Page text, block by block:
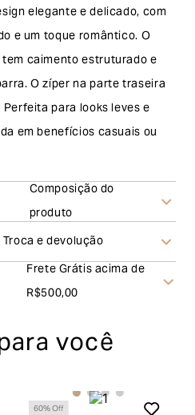
elegante e delicado, com
e um toque romântico. O
caimento estruturado e
O zíper na parte traseira
para looks leves e
em benefícios casuais ou
Composição do
produto
Troca e devolução
do produto. Ao
interna por parte da
Frete Grátis acima de
R$500,00
você
60% Off